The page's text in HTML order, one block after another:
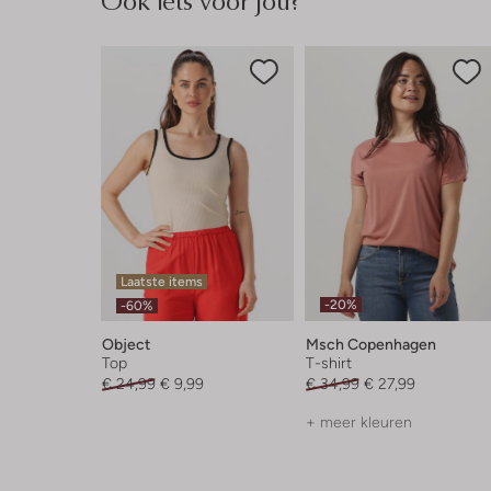
Laatste items
-60%
Object
Top
€ 24,99 € 9,99
-20%
Msch Copenhagen
T-shirt
€ 34,99 € 27,99
+ meer kleuren